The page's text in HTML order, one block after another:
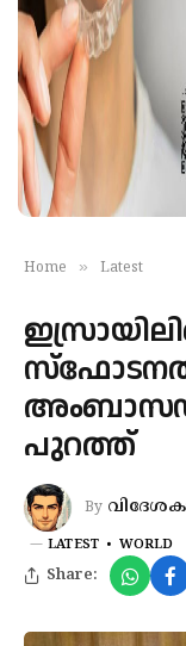
Home » Latest
പുറത്ത്
By
LATEST WORLD
Share: